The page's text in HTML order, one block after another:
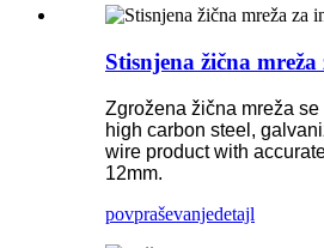
Stisnjena žična
Zgrožena žična mreža
high carbon steel,
wire product with
12mm.
povpraševanjedetajl